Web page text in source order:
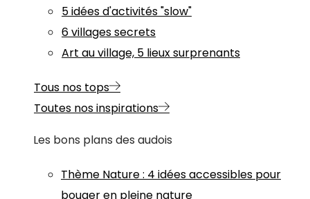
5 idées d'activités "slow"
6 villages secrets
Art au village, 5 lieux surprenants
Tous nos tops
Toutes nos inspirations
Les bons plans des audois
Thème Nature: 4 idées accessibles pour
bouger en pleine nature